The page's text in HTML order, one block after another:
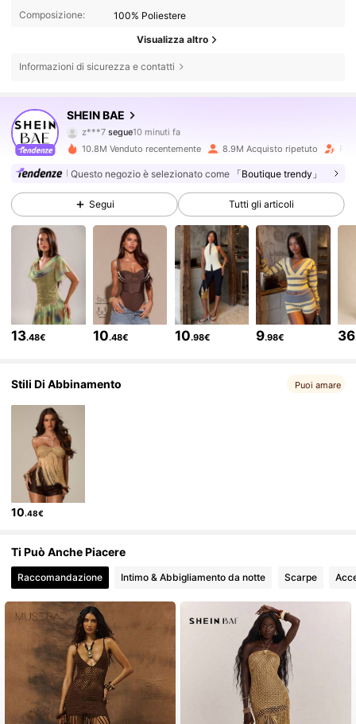
Composizione:
100% Poliestere
Visualizza altro
Informazioni di sicurezza e contatti
SHEIN BAE
z***7segue10 minuti fa
m***i sta navigando
4.83
2.7M Follower
4.83 2.7M Follower
2.7M Follower
4.83 2.7M Follower
4.83 2.7M Follower
4.83 2.7M Follower
10.8M Venduto recentemente 8.9M Acquisto ripetuto
Questo negozio è selezionato come 「Boutique trendy」
Segui Tutti gli articoli
13.48€ 10.48€ 10.98€ 9.98€ 36
Stili Di Abbinamento Puoi amare
10.48€
Ti Può Anche Piacere
Raccomandazione Intimo & Abbigliamento da notte Scarpe